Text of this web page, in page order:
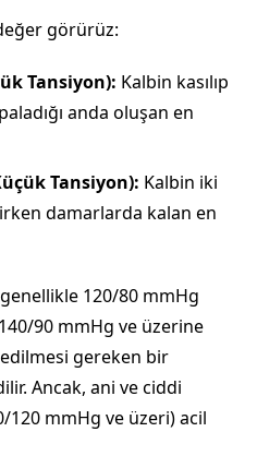
görürüz:
Tansiyon): Kalbin kasılıp
anda oluşan en
Tansiyon): Kalbin iki
damarlarda kalan en
120/80 mmHg
90 mmHg ve üzerine
gereken bir
Ancak, ani ve ciddi
mmHg ve üzeri) acil